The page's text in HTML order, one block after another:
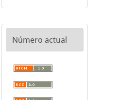
Número actual